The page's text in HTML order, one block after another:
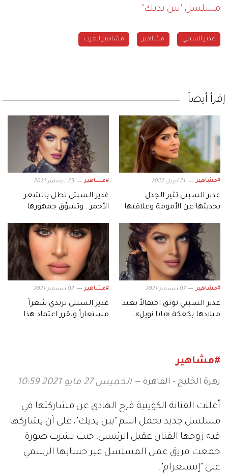
مسلسل "بين يديك"
غدير السبتي مشاهير مشاهير العرب
إقرأ أيضاً
#مشاهير 21 ابريل 2022
غدير السبتي تثير الجدل
بحديثها عن الأمومة وعلاقتها
#مشاهير 25 ديسمبر 2021
غدير السبتي تطل بالشعر
الأحمر.. وتشوِّق جمهورها
#مشاهير 07 ديسمبر 2021
غدير السبتي توثق احتفالاً بعيد
ميلادها بكعكة «بابا نويل»..
#مشاهير 02 ديسمبر 2021
غدير السبتي ترتدي شعراً
مستعاراً وتقرر اعتماد هذا
#مشاهير
زهرة الخليج - القاهرة الخميس 27 مايو 2021 10:59
أعلنت الفنانة الكويتية فرح الهادي عن مشاركتها في
مسلسل جديد يحمل اسم "بين يديك"، على أن يشاركها
فيه زوجها الفنان عقيل الرئيسي، حيث نشرت صورة
جمعت فريق عمل المسلسل عبر حسابها الرسمي
على "إنستغرام".